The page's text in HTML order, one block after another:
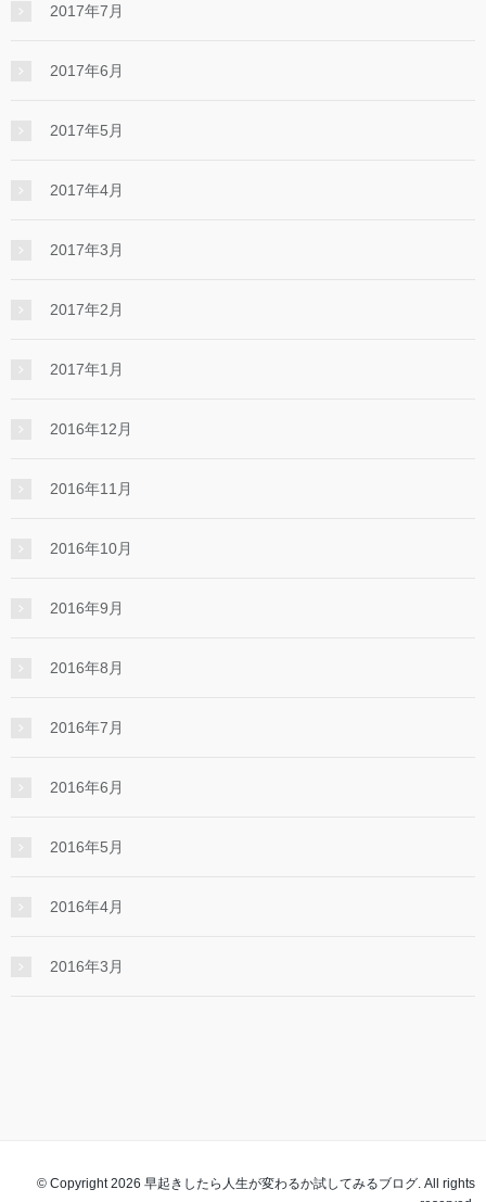
2017年7月
2017年6月
2017年5月
2017年4月
2017年3月
2017年2月
2017年1月
2016年12月
2016年11月
2016年10月
2016年9月
2016年8月
2016年7月
2016年6月
2016年5月
2016年4月
2016年3月
© Copyright 2026 早起きしたら人生が変わるか試してみるブログ. All rights